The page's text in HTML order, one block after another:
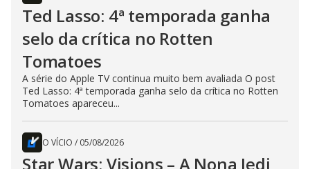
Ted Lasso: 4ª temporada ganha
selo da crítica no Rotten
Tomatoes
A série do Apple TV continua muito bem avaliada O post
Ted Lasso: 4ª temporada ganha selo da crítica no Rotten
Tomatoes apareceu...
O VÍCIO / 05/08/2026
Star Wars: Visions – A Nona Jedi